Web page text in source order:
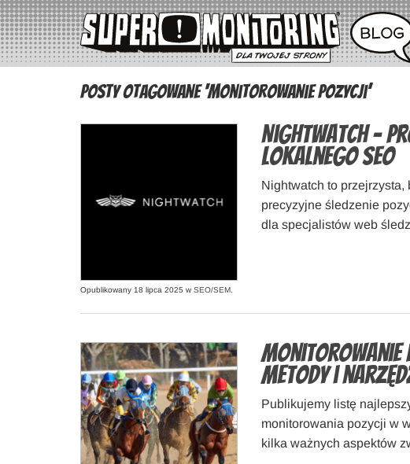
Posty otagowane ‘monitorowanie pozycji’
Nightwatch –
lokalnego SEO
Nightwatch to przejrzysta,
precyzyjne śledzenie
dla specjalistów web
Opublikowany 18 lipca 2025 w SEO/SEM
Monitorowanie
metody i
Publikujemy listę
monitorowania pozycji w
kilka ważnych aspektów